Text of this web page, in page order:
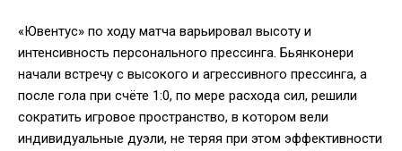
«Ювентус» по ходу матча варьировал высоту и
интенсивность персонального прессинга. Бьянконери
начали встречу с высокого и агрессивного прессинга, а
после гола при счёте 1:0, по мере расхода сил, решили
сократить игровое пространство, в котором вели
индивидуальные дуэли, не теряя при этом эффективности